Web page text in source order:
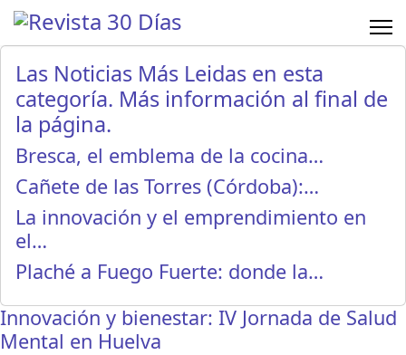
Las Noticias Más Leidas en esta
categoría. Más información al final de
la página.
Bresca, el emblema de la cocina…
Cañete de las Torres (Córdoba):…
La innovación y el emprendimiento en
el…
Plaché a Fuego Fuerte: donde la…
Innovación y bienestar: IV Jornada de Salud
Mental en Huelva